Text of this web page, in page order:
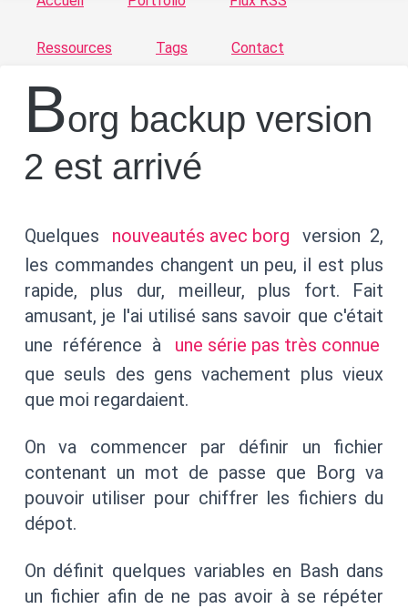
Ressources Tags Contact
Borg backup version
2 est arrivé
Quelques nouveautés avec borg
version 2,
les commandes changent un peu, il est plus
rapide, plus dur, meilleur, plus fort. Fait
amusant, je l'ai utilisé sans savoir que c'était
une référence à
une série pas très connue
que seuls des gens vachement plus vieux
que moi regardaient.
On va commencer par définir un fichier
contenant un mot de passe que Borg va
pouvoir utiliser pour chiffrer les fichiers du
dépot.
On définit quelques variables en Bash dans
un fichier afin de ne pas avoir à se répéter